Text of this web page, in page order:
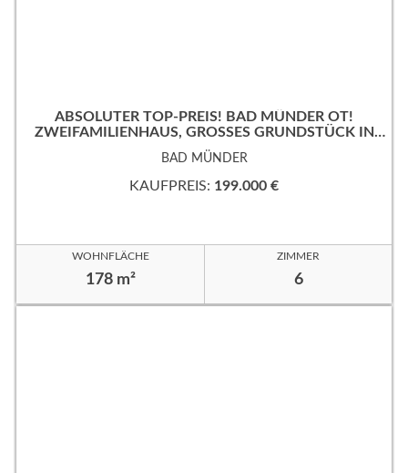
ABSOLUTER TOP-PREIS! BAD MÜNDER OT!
ZWEIFAMILIENHAUS, GROSSES GRUNDSTÜCK IN B
EVORZUGTER WOHNLAGE!
BAD MÜNDER
KAUFPREIS: 199.000 €
WOHNFLÄCHE
178 m²
ZIMMER
6